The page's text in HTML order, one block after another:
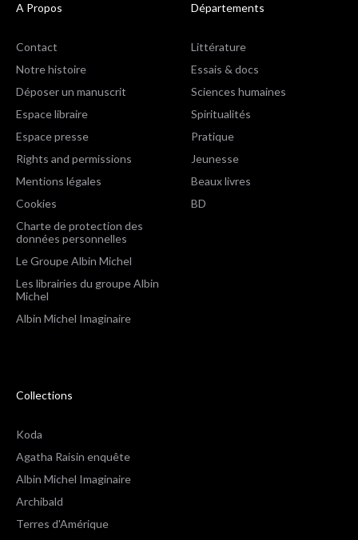
A Propos
Contact
Notre histoire
Déposer un manuscrit
Espace libraire
Espace presse
Rights and permissions
Mentions légales
Cookies
Charte de protection des
données personnelles
Le Groupe Albin Michel
Les librairies du groupe Albin
Michel
Albin Michel Imaginaire
Départements
Littérature
Essais & docs
Sciences humaines
Spiritualités
Pratique
Jeunesse
Beaux livres
BD
Collections
Koda
Agatha Raisin enquête
Albin Michel Imaginaire
Archibald
Terres d'Amérique